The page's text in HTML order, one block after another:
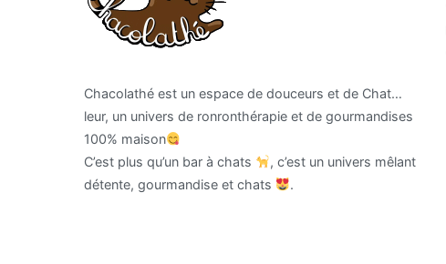
Chacolathé est un espace de douceurs et de Chat…
leur, un univers de ronronthérapie et de gourmandises
100% maison
C’est plus qu’un bar à chats
, c’est un univers mêlant
détente, gourmandise et chats
.